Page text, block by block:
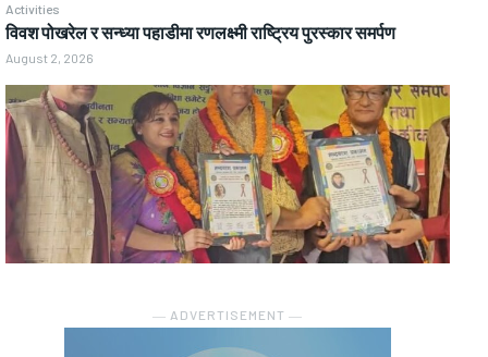
Activities
विवश पोखरेल र सन्ध्या पहाडीमा रणलक्ष्मी राष्ट्रिय पुरस्कार समर्पण
August 2, 2026
― ADVERTISEMENT ―